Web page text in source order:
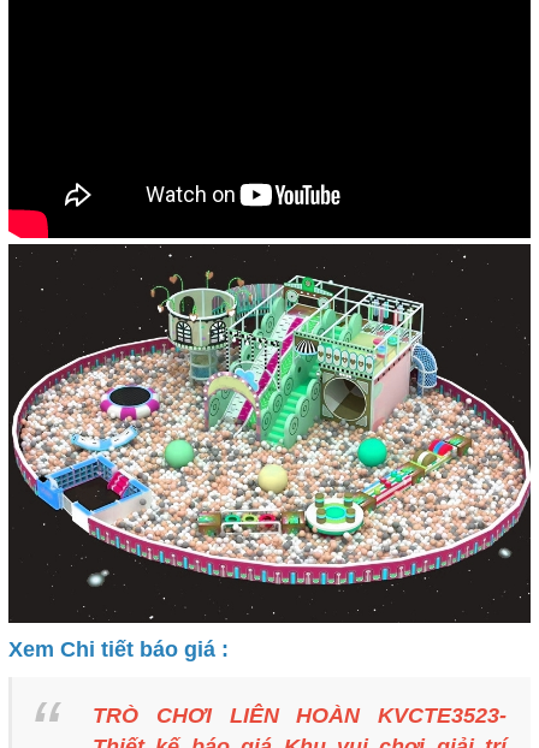
Xem Chi tiết báo giá :
TRÒ CHƠI LIÊN HOÀN KVCTE3523-